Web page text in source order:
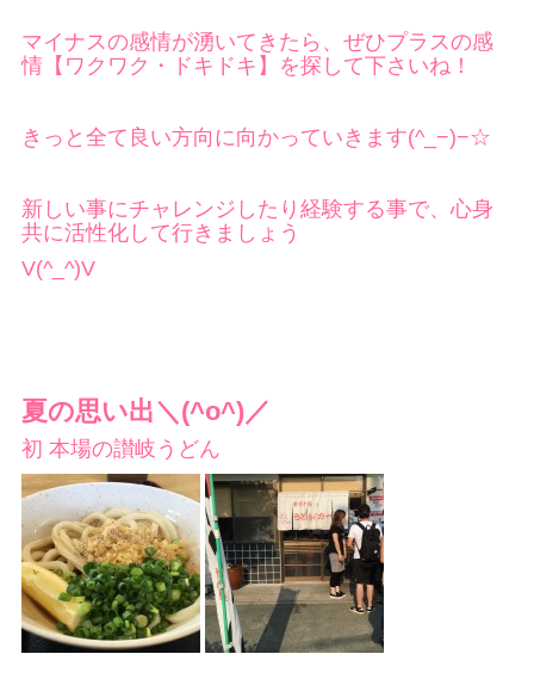
マイナスの感情が湧いてきたら、ぜひプラスの感
情【ワクワク・ドキドキ】を探して下さいね！
きっと全て良い方向に向かっていきます(^_−)−☆
新しい事にチャレンジしたり経験する事で、心身
共に活性化して行きましょう
V(^_^)V
夏の思い出＼(^o^)／
初 本場の讃岐うどん